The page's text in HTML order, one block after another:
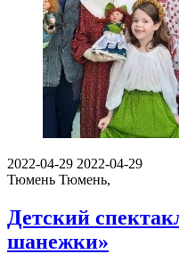
2022-04-29 2022-04-29
Тюмень Тюмень,
Детский
шанежки»